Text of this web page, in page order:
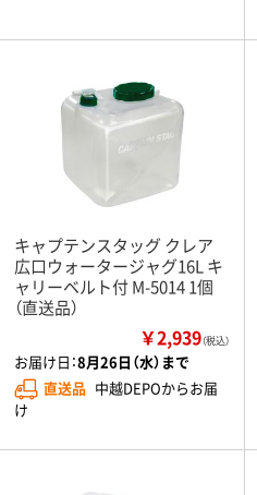
キャプテンスタッグ クレア
広口ウォータージャグ16L キ
ャリーベルト付 M-5014 1個
（直送品）
￥2,939（税込）
お届け日：8月26日（水）まで
直送品 中越DEPOからお届
け